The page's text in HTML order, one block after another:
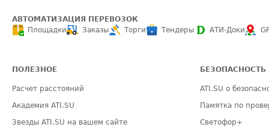
АВТОМАТИЗАЦИЯ ПЕРЕВОЗОК
Площадки
Заказы Торги Тендеры АТИ-Доки
ПОЛЕЗНОЕ
Расчет расстояний
Академия ATI.SU
Звезды ATI.SU на вашем сайте
БЕЗОПАСНОСТЬ
ATI.SU о
Памятка по
Светофор+